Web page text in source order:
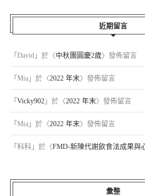
近期留言
「 David 」於〈中秋團圓慶2歲〉發佈留言
「 Mia 」於〈2022 年末〉發佈留言
「 Vicky902 」於〈2022 年末〉發佈留言
「 Mia 」於〈2022 年末〉發佈留言
「 科科 」於〈FMD-新陳代謝飲食法成果與
彙整